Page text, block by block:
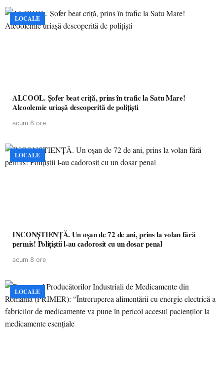
LOCALE
ALCOOL. Șofer beat criță, prins în trafic la Satu Mare!
Alcoolemie uriașă descoperită de polițiști
acum 8 ore
LOCALE
INCONȘTIENȚĂ. Un oșan de 72 de ani, prins la volan fără
permis! Polițiștii l-au cadorosit cu un dosar penal
acum 8 ore
LOCALE